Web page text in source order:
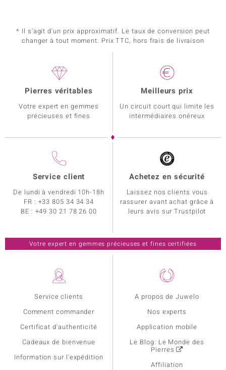
* Il s'agit d'un prix approximatif. Le taux de conversion peut
changer à tout moment. Prix TTC, hors frais de livraison
Service clients
Comment commander
Certificat d'authenticité
Cadeaux de bienvenue
Information sur l'expédition
A propos de Juwelo
Nos experts
Application mobile
Le Blog: Le Monde des
Pierres
Affiliation
Pierres véritables
Votre expert en gemmes
précieuses et fines
Meilleurs prix
Un circuit court qui limite les
intermédiaires onéreux
Service client
De lundi à vendredi 10h-18h
FR : +33 805 34 34 34
BE : +49 30 21 78 26 00
Achetez en sécurité
Laissez nos clients vous
rassurer avant achat grâce à
leurs avis sur Trustpilot
Votre expert en gemmes précieuses et fines certifiées